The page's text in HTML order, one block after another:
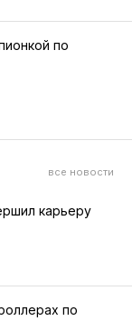
по
все новости
карьеру
по